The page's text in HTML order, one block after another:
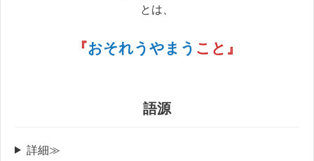
とは、
『おそれうやまう こと』
語源
詳細≫